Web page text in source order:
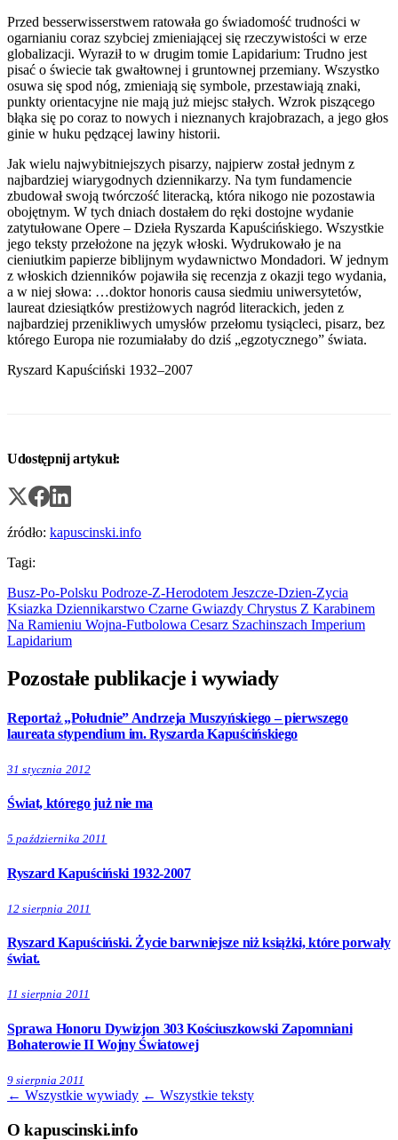
Przed besserwisserstwem ratowała go świadomość trudności w
ogarnianiu coraz szybciej zmieniającej się rzeczywistości w erze
globalizacji. Wyraził to w drugim tomie Lapidarium: Trudno jest
pisać o świecie tak gwałtownej i gruntownej przemiany. Wszystko
osuwa się spod nóg, zmieniają się symbole, przestawiają znaki,
punkty orientacyjne nie mają już miejsc stałych. Wzrok piszącego
błąka się po coraz to nowych i nieznanych krajobrazach, a jego głos
ginie w huku pędzącej lawiny historii.
Jak wielu najwybitniejszych pisarzy, najpierw został jednym z
najbardziej wiarygodnych dziennikarzy. Na tym fundamencie
zbudował swoją twórczość literacką, która nikogo nie pozostawia
obojętnym. W tych dniach dostałem do ręki dostojne wydanie
zatytułowane Opere – Dzieła Ryszarda Kapuścińskiego. Wszystkie
jego teksty przełożone na język włoski. Wydrukowało je na
cieniutkim papierze biblijnym wydawnictwo Mondadori. W jednym
z włoskich dzienników pojawiła się recenzja z okazji tego wydania,
a w niej słowa: …doktor honoris causa siedmiu uniwersytetów,
laureat dziesiątków prestiżowych nagród literackich, jeden z
najbardziej przenikliwych umysłów przełomu tysiącleci, pisarz, bez
którego Europa nie rozumiałaby do dziś „egzotycznego” świata.
Ryszard Kapuściński 1932–2007
Udostępnij artykuł:
źródło: kapuscinski.info
Tagi:
Busz-Po-Polsku Podroze-Z-Herodotem Jeszcze-Dzien-Zycia
Ksiazka Dziennikarstwo Czarne Gwiazdy Chrystus Z Karabinem
Na Ramieniu Wojna-Futbolowa Cesarz Szachinszach Imperium
Lapidarium
Pozostałe publikacje i wywiady
Reportaż „Południe” Andrzeja Muszyńskiego – pierwszego
laureata stypendium im. Ryszarda Kapuścińskiego
31 stycznia 2012
Świat, którego już nie ma
5 października 2011
Ryszard Kapuściński 1932-2007
12 sierpnia 2011
Ryszard Kapuściński. Życie barwniejsze niż książki, które porwały
świat.
11 sierpnia 2011
Sprawa Honoru Dywizjon 303 Kościuszkowski Zapomniani
Bohaterowie II Wojny Światowej
9 sierpnia 2011
← Wszystkie wywiady ← Wszystkie teksty
O kapuscinski.info